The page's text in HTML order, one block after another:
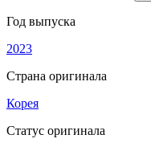
Год выпуска
2023
Страна оригинала
Корея
Статус оригинала